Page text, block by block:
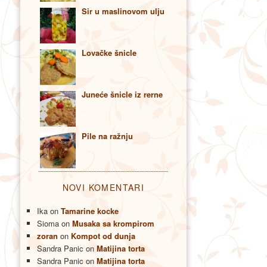
Sir u maslinovom ulju
Lovačke šnicle
Juneće šnicle iz rerne
Pile na ražnju
NOVI KOMENTARI
Ikaon Tamarine kocke
Siomaon Musaka sa krompirom
zoran on Kompot od dunja
Sandra Panic on Matijina torta
Sandra Panicon Matijina torta